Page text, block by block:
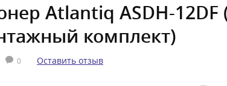
Atlantiq ASDH-12DF
комплект)
0 Оставить отзыв